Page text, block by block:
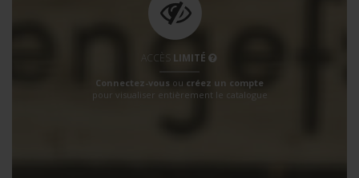
ACCÈS LIMITÉ
Connectez-vous ou créez un compte
pour visualiser entièrement le catalogue